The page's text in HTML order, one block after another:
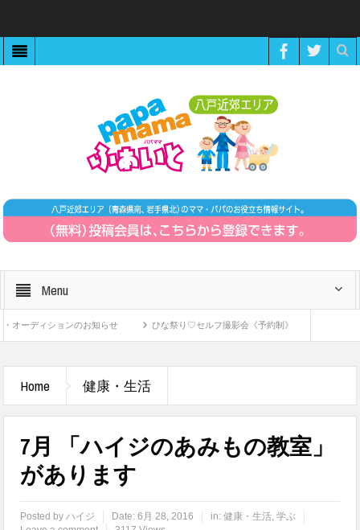
Menu
ョンのお知らせ ひな祭り♡セルフ撮影会《予約制》 ZOOMで繋がる
Home 健康・生活
7月 「ハイジのあみもの教室」
があります
Posted byハイジ Date:6月 28, 2016 in:健康・生活,学ぶ